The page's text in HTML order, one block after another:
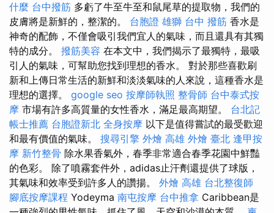
什麼 台中撥筋 多虧了牛至牛至和鼠尾草的提取物，我們的
皮膚將是新鮮的，整潔的。 台胞證 雄獅 台中 撥筋 香水是
神奇的配飾，不僅會吸引我們宜人的氣味，而且還具有其獨
特的成分。 撥筋美容 在本文中，我們揭示了最獨特，最吸
引人的氣味，可幫助您找到理想的香水。 對於那些喜歡刷
新和上傳日常生活的新鮮和淡淡氣味的人來說，這種香水是
理想的選擇。 google seo 按摩師執照 整骨師 台中泰式按
摩 市場有許多高質量的女性香水，滿足最高期望。 台北記
帳士推薦 台胞證新北 全身按摩 以下是值得嘗試的最受歡迎
和最有價值的氣味。 搜尋引擎 外燴 高雄 外燴 臺北 逢甲按
摩 新竹整骨 除水果香氣外，春季非常適合春季花園中鮮豔
的色彩。 除了噴霧套件外，adidas止汗劑還提供了球版，
其氣味和效率受到許多人的讚揚。 外燴 高雄 台北整復師
腳底按摩課程 Yodeyma 南屯按摩 台中推拿 Caribbean是